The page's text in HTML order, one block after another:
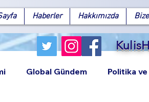
Haberler Hakkımızda
Global Gündem Politika